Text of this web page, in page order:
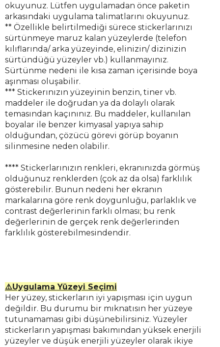
okuyunuz. Lütfen uygulamadan önce paketin
arkasındaki uygulama talimatlarını okuyunuz.
** Özellikle belirtilmediği sürece stickerlarınızı
sürtünmeye maruz kalan yüzeylerde (telefon
kılıflarında/ arka yüzeyinde, elinizin/ dizinizin
sürtündüğü yüzeyler vb.) kullanmayınız.
Sürtünme nedeni ile kısa zaman içerisinde boya
aşınması oluşabilir.
*** Stickerınızın yüzeyinin benzin, tiner vb.
maddeler ile doğrudan ya da dolaylı olarak
temasından kaçınınız. Bu maddeler, kullanılan
boyalar ile benzer kimyasal yapıya sahip
olduğundan, çözücü görevi görüp boyanın
silinmesine neden olabilir.
**** Stickerlarınızın renkleri, ekranınızda görmüş
olduğunuz renklerden (çok az da olsa) farklılık
gösterebilir. Bunun nedeni her ekranın
markalarına göre renk doygunluğu, parlaklık ve
contrast değerlerinin farklı olması; bu renk
değerlerinin de gerçek renk değerlerinden
farklılık gösterebilmesindendir.
⚠️Uygulama Yüzeyi Seçimi
Her yüzey, stickerların iyi yapışması için uygun
değildir. Bu durumu bir mıknatısın her yüzeye
tutunamaması gibi düşünebilirsiniz. Yüzeyler
stickerların yapışması bakımından yüksek enerjili
yüzeyler ve düşük enerjili yüzeyler olarak ikiye